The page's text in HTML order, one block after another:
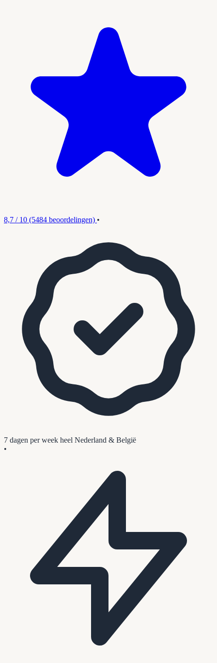
8,7 / 10 (5484 beoordelingen) •
7 dagen per week heel Nederland & België
•